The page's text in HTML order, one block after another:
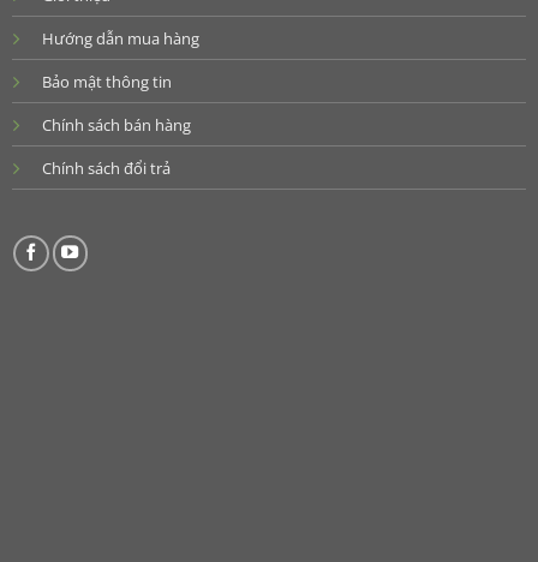
Hướng dẫn mua hàng
Bảo mật thông tin
Chính sách bán hàng
Chính sách đổi trả